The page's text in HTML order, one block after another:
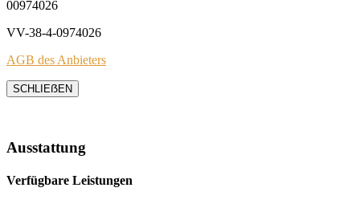
00974026
VV-38-4-0974026
AGB des Anbieters
SCHLIEẞEN
Ausstattung
Verfügbare Leistungen